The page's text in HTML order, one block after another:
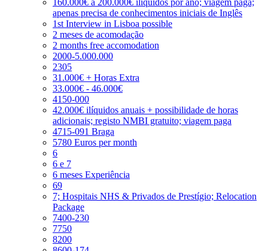
apenas precisa de conhecimentos iniciais de Inglês
1st Interview in Lisboa possible
2 meses de acomodação
2 months free accomodation
2000-5.000.000
2305
31.000€ + Horas Extra
33.000€ - 46.000€
4150-000
42.000€ ilíquidos anuais + possibilidade de horas
adicionais; registo NMBI gratuito; viagem paga
4715-091 Braga
5780 Euros per month
6
6 e 7
6 meses Experiência
69
7; Hospitais NHS & Privados de Prestígio; Relocation
Package
7400-230
7750
8200